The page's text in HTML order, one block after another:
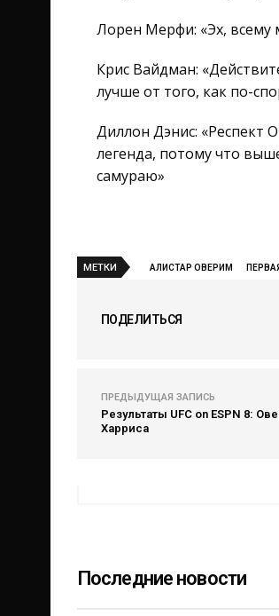
Лорен Мерфи: «Эх, всему
Крис Вайдман:
лучше от того, как по-
Диллон Дэнис:
легенда, потому что
самураю»
МЕТКИ АЛИСТАР ОВЕРИМ
ПОДЕЛИТЬСЯ
ПРЕДЫДУЩАЯ ЗАПИСЬ
Результаты UFC on ESPN 8:
Харриса
Последние новости